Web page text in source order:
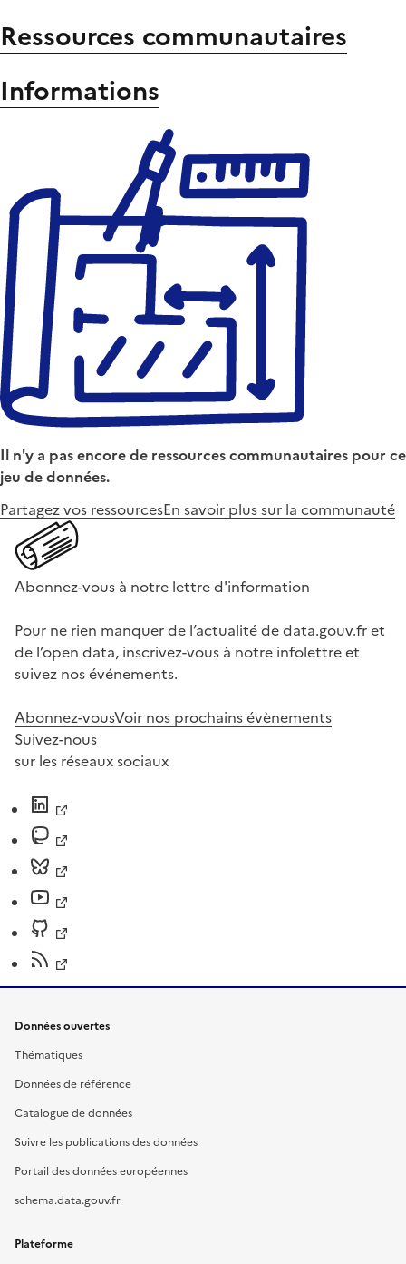
Ressources communautaires
Informations
Il n'y a pas encore de ressources communautaires pour ce
jeu de données.
Partagez vos ressourcesEn savoir plus sur la communauté
Abonnez-vous à notre lettre d'information
Pour ne rien manquer de l’actualité de data.gouv.fr et
de l’open data, inscrivez-vous à notre infolettre et
suivez nos événements.
Abonnez-vousVoir nos prochains évènements
Suivez-nous
sur les réseaux sociaux
Données ouvertes
Thématiques
Données de référence
Catalogue de données
Suivre les publications des données
Portail des données européennes
schema.data.gouv.fr
Plateforme